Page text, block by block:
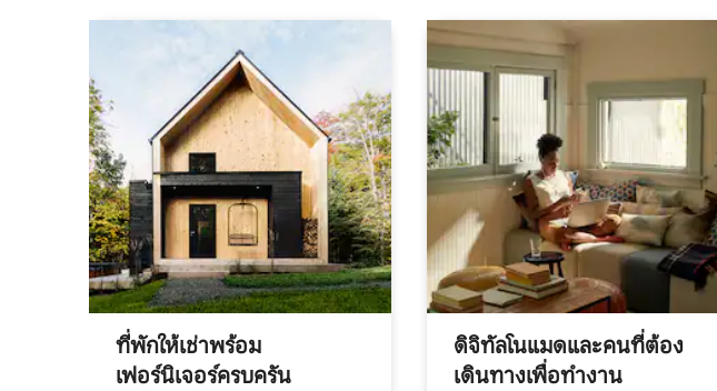
ที่พักให้เช่าพร้อม
เฟอร์นิเจอร์ครบครัน
ดิจิทัลโนแมดและคนที่ต้อง
เดินทางเพื่อทำงาน